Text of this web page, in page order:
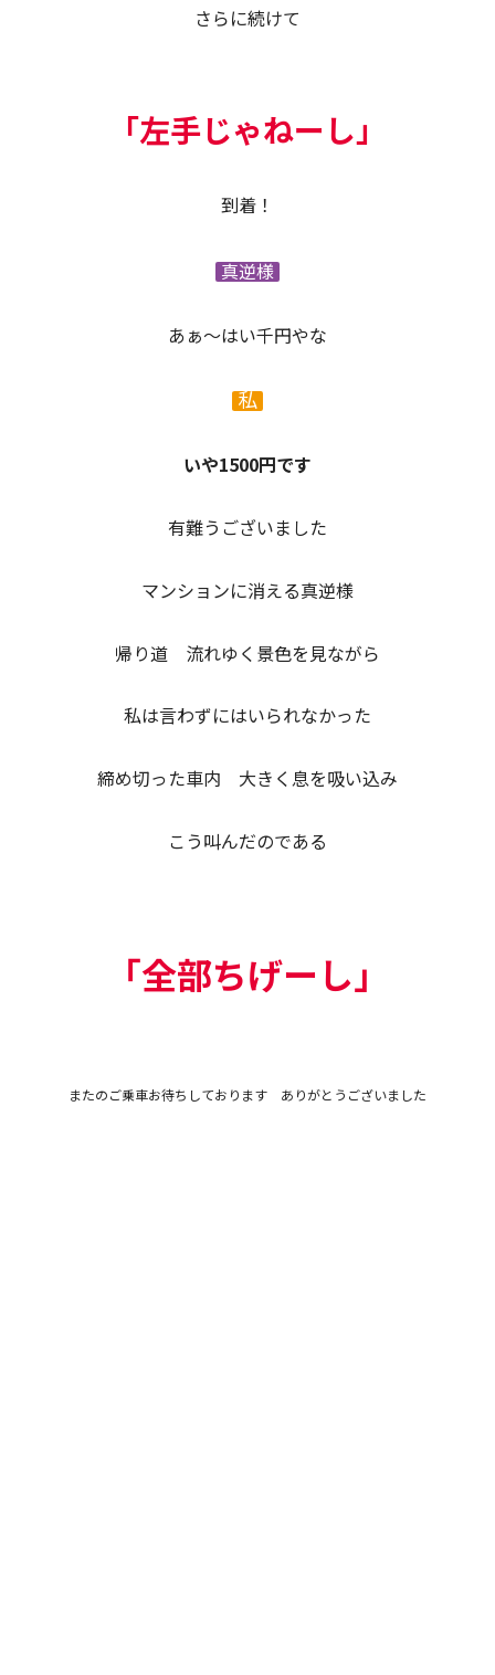
さらに続けて
「左手じゃねーし」
到着！
真逆様
あぁ～はい千円やな
私
いや1500円です
有難うございました
マンションに消える真逆様
帰り道 流れゆく景色を見ながら
私は言わずにはいられなかった
締め切った車内 大きく息を吸い込み
こう叫んだのである
「全部ちげーし」
またのご乗車お待ちしております ありがとうございました